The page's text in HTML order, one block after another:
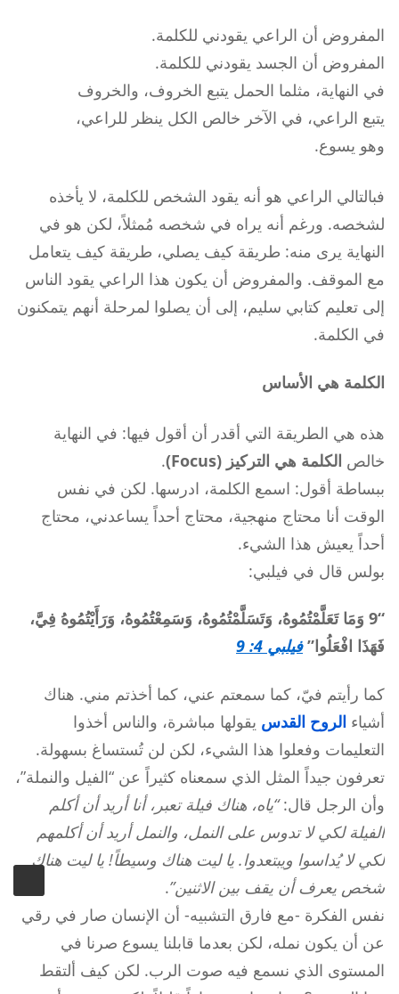
المفروض أن الراعي يقودني للكلمة.
المفروض أن الجسد يقودني للكلمة.
في النهاية، مثلما الحمل يتبع الخروف، والخروف
يتبع الراعي، في الآخر خالص الكل ينظر للراعي،
وهو يسوع.
فبالتالي الراعي هو أنه يقود الشخص للكلمة، لا يأخذه
لشخصه. ورغم أنه يراه في شخصه مُمثلاً، لكن هو في
النهاية يرى منه: طريقة كيف يصلي، طريقة كيف يتعامل
مع الموقف. والمفروض أن يكون هذا الراعي يقود الناس
إلى تعليم كتابي سليم، إلى أن يصلوا لمرحلة أنهم يتمكنون
في الكلمة.
الكلمة هي الأساس
هذه هي الطريقة التي أقدر أن أقول فيها: في النهاية
خالص الكلمة هي التركيز (Focus)
.
ببساطة أقول: اسمع الكلمة، ادرسها. لكن في نفس
الوقت أنا محتاج منهجية، محتاج أحداً يساعدني، محتاج
أحداً يعيش هذا الشيء.
بولس قال في فيلبي:
“9 وَمَا تَعَلَّمْتُمُوهُ، وَتَسَلَّمْتُمُوهُ، وَسَمِعْتُمُوهُ، وَرَأَيْتُمُوهُ فِيَّ،
فَهَذَا افْعَلُوا”فيلبي 4: 9
كما رأيتم فيّ، كما سمعتم عني، كما أخذتم مني. هناك
أشياء الروح القدس يقولها مباشرة، والناس أخذوا
التعليمات وفعلوا هذا الشيء، لكن لن تُستساغ بسهولة.
تعرفون جيداً المثل الذي سمعناه كثيراً عن “الفيل والنملة”،
وأن الرجل قال:“ياه، هناك فيلة تعبر، أنا أريد أن أكلم
الفيلة لكي لا تدوس على النمل، والنمل أريد أن أكلمهم
لكي لا يُداسوا ويبتعدوا. يا ليت هناك وسيطاً! يا ليت هناك
شخص يعرف أن يقف بين الاثنين”.
نفس الفكرة -مع فارق التشبيه- أن الإنسان صار في رقي
عن أن يكون نمله، لكن بعدما قابلنا يسوع صرنا في
المستوى الذي نسمع فيه صوت الرب. لكن كيف ألتقط